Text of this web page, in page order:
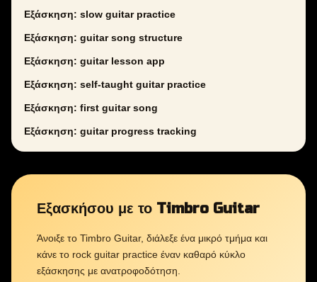
Εξάσκηση: slow guitar practice
Εξάσκηση: guitar song structure
Εξάσκηση: guitar lesson app
Εξάσκηση: self-taught guitar practice
Εξάσκηση: first guitar song
Εξάσκηση: guitar progress tracking
Εξασκήσου με το Timbro Guitar
Άνοιξε το Timbro Guitar, διάλεξε ένα μικρό τμήμα και
κάνε το rock guitar practice έναν καθαρό κύκλο
εξάσκησης με ανατροφοδότηση.